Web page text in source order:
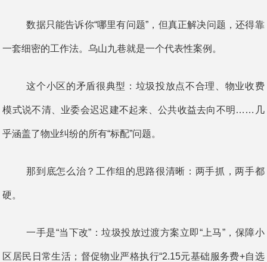
数据只能告诉你“哪里有问题”，但真正解决问题，还得靠
一套细密的工作法。乌山九巷就是一个代表性案例。
这个小区的矛盾很典型：垃圾投放点不合理、物业收费
模式说不清、业委会迟迟建不起来、公共收益去向不明……几
乎涵盖了物业纠纷的所有“标配”问题。
那到底怎么治？工作组的思路很清晰：两手抓，两手都
硬。
一手是“当下改”：垃圾投放过渡方案立即“上马”，保障小
区居民日常生活；督促物业严格执行“2.15元基础服务费+自选